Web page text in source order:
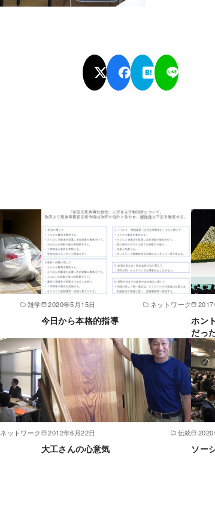
雑学 2020年5月15日 ネットワーク
今日から本格的指導
2017
ホン
だっ
ネットワーク 2012年6月22日 伝統
大工さんの心意気
2020
ソー